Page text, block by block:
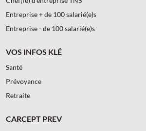
Entreprise + de 100 salarié(e)s
Entreprise - de 100 salarié(e)s
VOS INFOS KLÉ
Santé
Prévoyance
Retraite
CARCEPT PREV